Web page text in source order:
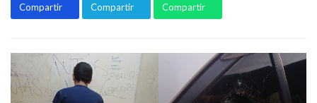
Compartir Compartir Compartir